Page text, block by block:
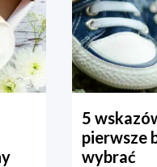
5
pierwsze
wybrać